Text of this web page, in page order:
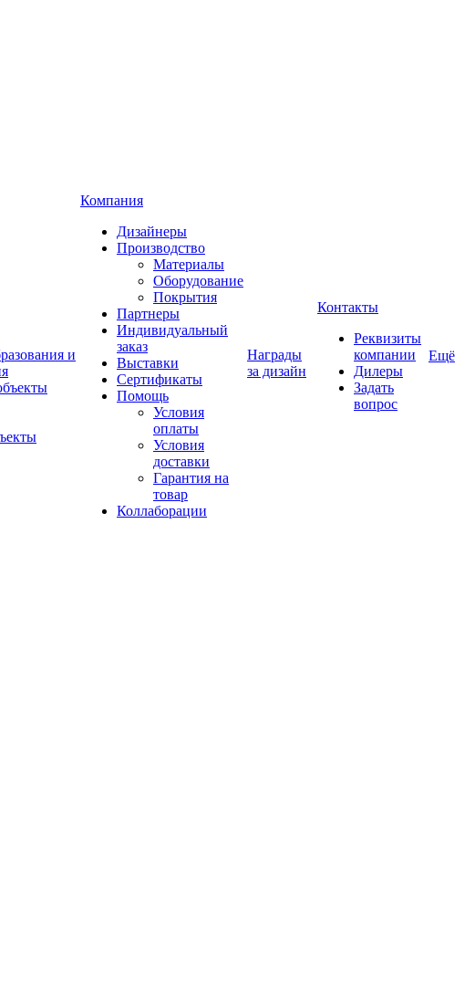
и
Компания
Дизайнеры
Производство
Материалы
Оборудование
Покрытия
Партнеры
Индивидуальный
заказ
Выставки
Сертификаты
Помощь
Условия
оплаты
Условия
доставки
Гарантия на
товар
Коллаборации
Награды
за дизайн
Контакты
Реквизиты
компании
Дилеры
Задать
вопрос
Ещё